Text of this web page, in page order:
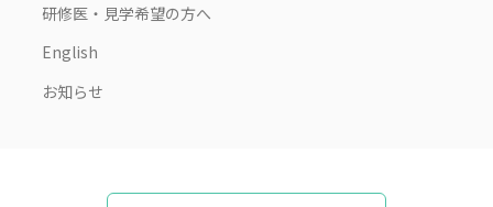
研修医・見学希望の方へ
English
お知らせ